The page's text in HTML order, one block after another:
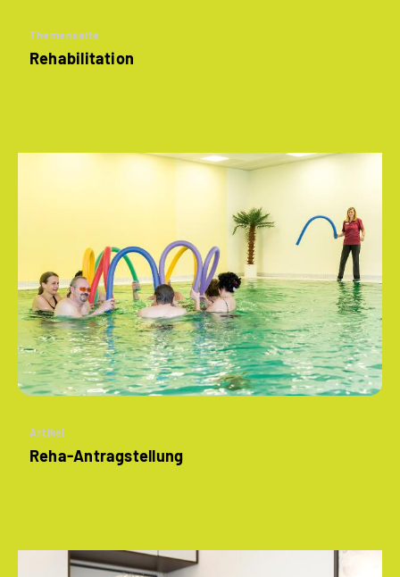
Themenseite
Rehabilitation
Artikel
Reha-Antragstellung